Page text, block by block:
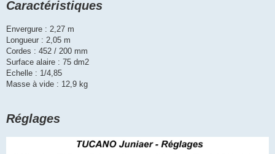
Caractéristiques
Envergure : 2,27 m
Longueur : 2,05 m
Cordes : 452 / 200 mm
Surface alaire : 75 dm2
Echelle : 1/4,85
Masse à vide : 12,9 kg
Réglages